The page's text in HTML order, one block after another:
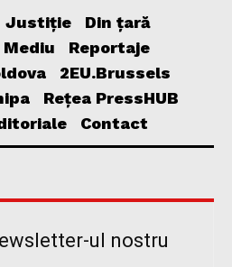
Justiție
Din țară
Mediu
Reportaje
2EU.Brussels
Rețea PressHUB
Contact
ul nostru